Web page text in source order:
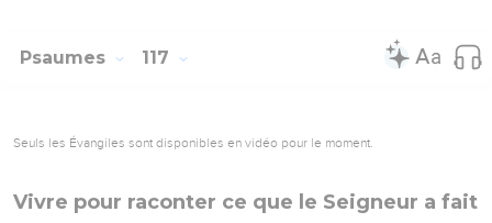
Psaumes 117
Seuls les Évangiles sont disponibles en vidéo pour le moment.
Vivre pour raconter ce que le Seigneur a fait